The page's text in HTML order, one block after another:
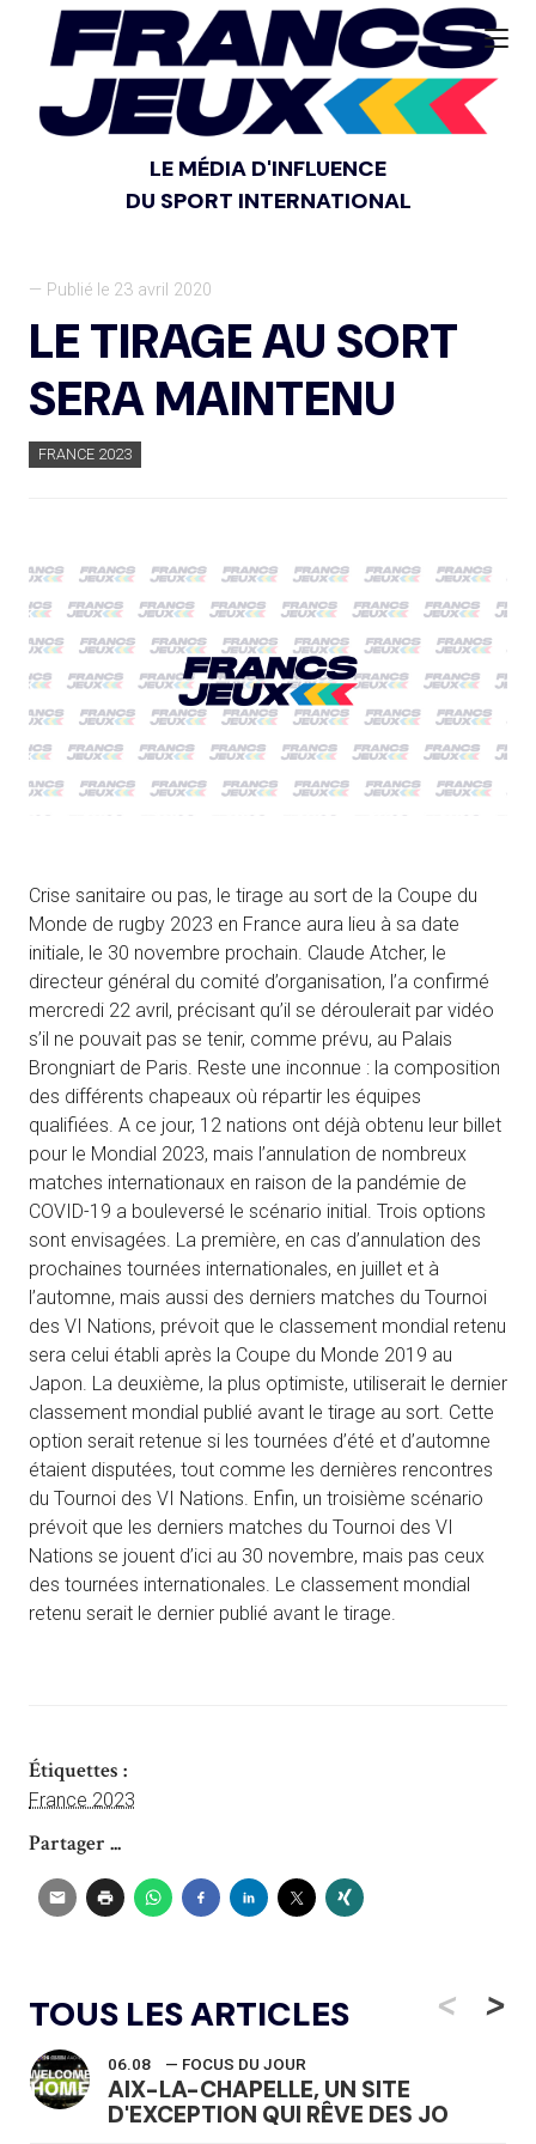
LE MÉDIA D'INFLUENCE
DU SPORT INTERNATIONAL
— Publié le 23 avril 2020
LE TIRAGE AU SORT
SERA MAINTENU
FRANCE 2023
Crise sanitaire ou pas, le tirage au sort de la Coupe du
Monde de rugby 2023 en France aura lieu à sa date
initiale, le 30 novembre prochain. Claude Atcher, le
directeur général du comité d’organisation, l’a confirmé
mercredi 22 avril, précisant qu’il se déroulerait par vidéo
s’il ne pouvait pas se tenir, comme prévu, au Palais
Brongniart de Paris. Reste une inconnue : la composition
des différents chapeaux où répartir les équipes
qualifiées. A ce jour, 12 nations ont déjà obtenu leur billet
pour le Mondial 2023, mais l’annulation de nombreux
matches internationaux en raison de la pandémie de
COVID-19 a bouleversé le scénario initial. Trois options
sont envisagées. La première, en cas d’annulation des
prochaines tournées internationales, en juillet et à
l’automne, mais aussi des derniers matches du Tournoi
des VI Nations, prévoit que le classement mondial retenu
sera celui établi après la Coupe du Monde 2019 au
Japon. La deuxième, la plus optimiste, utiliserait le dernier
classement mondial publié avant le tirage au sort. Cette
option serait retenue si les tournées d’été et d’automne
étaient disputées, tout comme les dernières rencontres
du Tournoi des VI Nations. Enfin, un troisième scénario
prévoit que les derniers matches du Tournoi des VI
Nations se jouent d’ici au 30 novembre, mais pas ceux
des tournées internationales. Le classement mondial
retenu serait le dernier publié avant le tirage.
Étiquettes :
France 2023
Partager ...
TOUS LES ARTICLES <
06.08 — FOCUS DU JOUR
AIX-LA-CHAPELLE, UN SITE
D'EXCEPTION QUI RÊVE DES JO
>